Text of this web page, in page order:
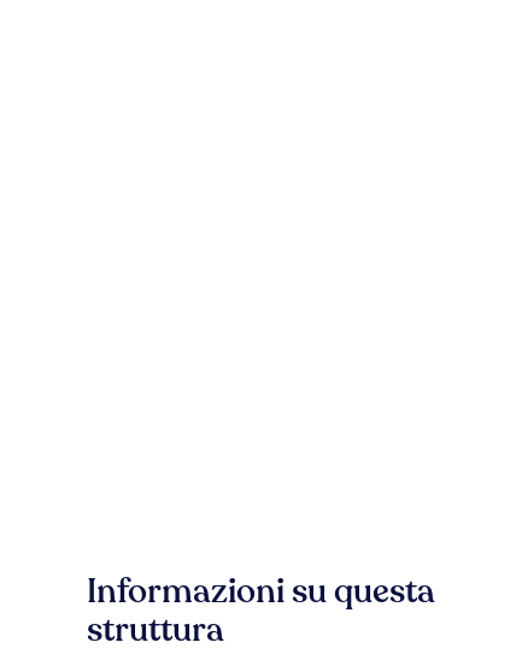
Informazioni su questa
struttura